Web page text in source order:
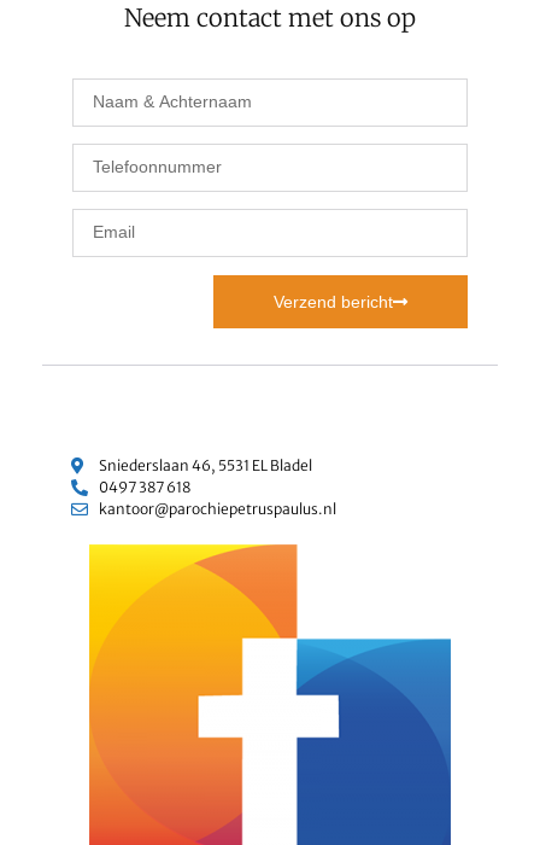
Neem contact met ons op
Verzend bericht
Sniederslaan 46, 5531 EL Bladel
0497 387 618
kantoor@parochiepetruspaulus.nl